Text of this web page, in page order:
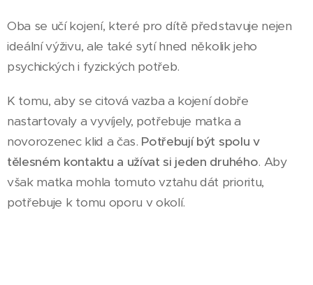
Oba se učí kojení, které pro dítě představuje nejen
ideální výživu, ale také sytí hned několik jeho
psychických i fyzických potřeb.
K tomu, aby se citová vazba a kojení dobře
nastartovaly a vyvíjely, potřebuje matka a
novorozenec klid a čas. Potřebují být spolu v
tělesném kontaktu a užívat si jeden druhého. Aby
však matka mohla tomuto vztahu dát prioritu,
potřebuje k tomu oporu v okolí.